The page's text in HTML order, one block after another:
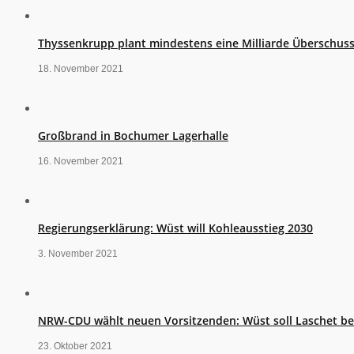
Thyssenkrupp plant mindestens eine Milliarde Überschuss
18. November 2021
Großbrand in Bochumer Lagerhalle
16. November 2021
Regierungserklärung: Wüst will Kohleausstieg 2030
3. November 2021
NRW-CDU wählt neuen Vorsitzenden: Wüst soll Laschet
23. Oktober 2021